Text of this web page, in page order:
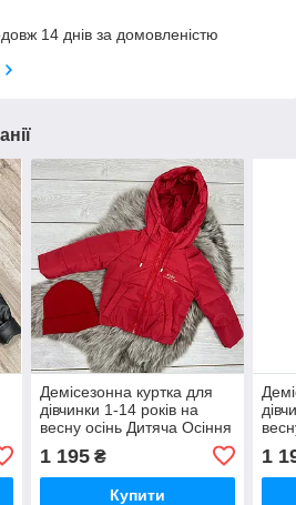
14 днів за домовленістю
Демісезонна куртка для
дівчинки 1-14 років на
весну осінь Дитяча Осіння
підлітків Червоний 74-80
1 195₴
Купити
1